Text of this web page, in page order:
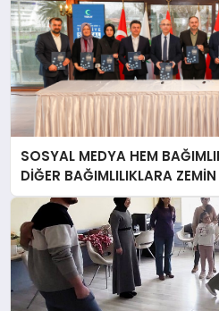
SOSYAL MEDYA HEM
DİĞER BAĞIMLILIKLARA